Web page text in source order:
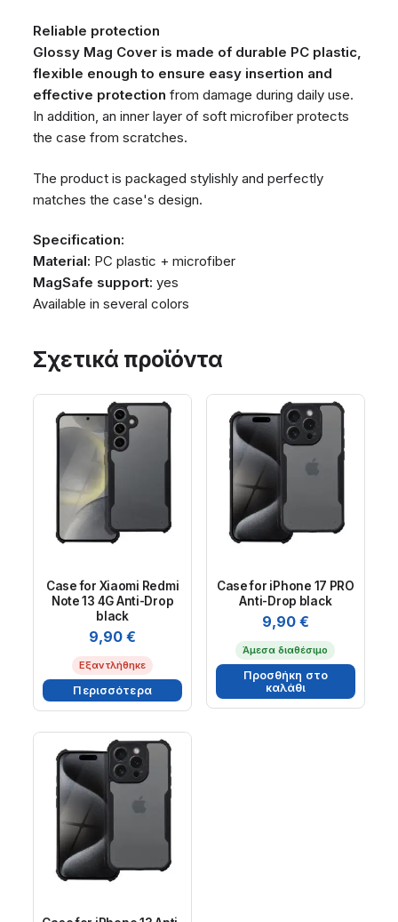
Reliable protection
Glossy Mag Cover is made of durable PC plastic,
flexible enough to ensure easy insertion and
effective protection from damage during daily use.
In addition, an inner layer of soft microfiber protects
the case from scratches.
The product is packaged stylishly and perfectly
matches the case's design.
Specification:
Material: PC plastic + microfiber
MagSafe support:yes
Available in several colors
Σχετικά προϊόντα
Case for Xiaomi Redmi
Note 13 4G Anti-Drop
black
9,90€
Εξαντλήθηκε
Περισσότερα
Case for iPhone 17 PRO
Anti-Drop black
9,90 €
Άμεσα διαθέσιμο
Προσθήκη στο
καλάθι